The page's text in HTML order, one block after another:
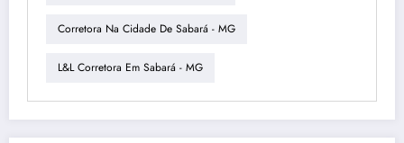
Corretora Na Cidade De Sabará - MG
L&L Corretora Em Sabará - MG